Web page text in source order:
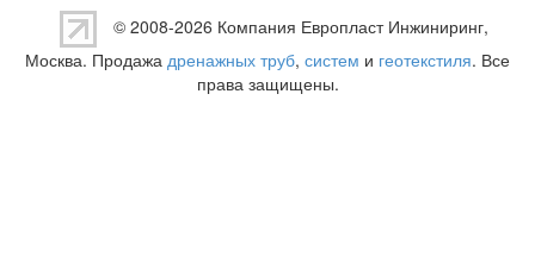
© 2008-2026 Компания Европласт Инжиниринг,
Москва. Продажа дренажных труб, систем и геотекстиля. Все
права защищены.